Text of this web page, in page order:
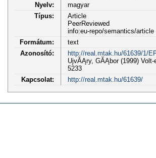
Nyelv:
magyar
Típus:
Article
PeerReviewed
info:eu-repo/semantics/article
Formátum:
text
Azonosító:
http://real.mtak.hu/61639/1/
UjvĂĄry, GĂĄbor (1999)
5233
Kapcsolat:
http://real.mtak.hu/61639/